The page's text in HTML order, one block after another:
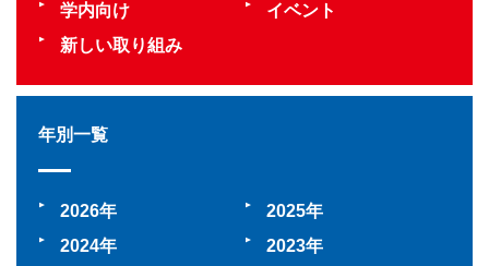
学内向け
イベント
新しい取り組み
年別一覧
2026
2025
2024
2023